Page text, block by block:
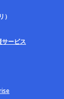
ービス